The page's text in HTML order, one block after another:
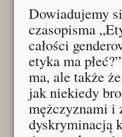
Dowiadujemy
czasopisma
całości
etyka ma
ma, ale także
jak niekiedy
mężczyznami i
dyskryminacją